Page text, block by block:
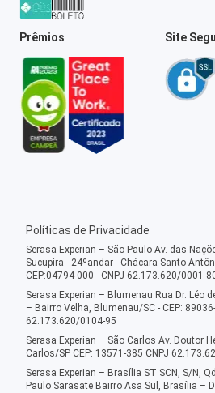
Prêmios Site
Políticas de Privacidade
Serasa Experian – São Paulo Av. das
Sucupira - 24ºandar - Chácara Santo
CEP:04794-000 - CNPJ 62.173.620/0001-
Serasa Experian – Blumenau Rua Dr. Léo
– Bairro Velha, Blumenau/SC - CEP:
62.173.620/0104-95
Serasa Experian – São Carlos Av. Doutor
Carlos/SP CEP: 13571-385 CNPJ
Serasa Experian – Brasília ST SCN, S/N,
Paulo Sarasate Bairro Asa Sul, Brasília –